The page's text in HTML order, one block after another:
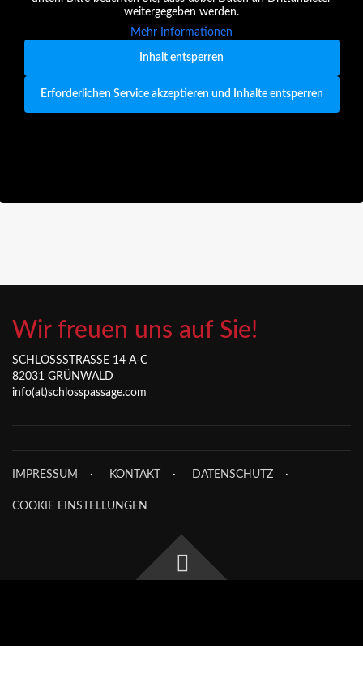
weitergegeben werden.
Mehr Informationen
Inhalt entsperren
Erforderlichen Service akzeptieren und Inhalte entsperren
Wir freuen uns auf Sie!
SCHLOSSSTRASSE 14 A-C
82031 GRÜNWALD
info(at)schlosspassage.com
IMPRESSUM KONTAKT DATENSCHUTZ
COOKIE EINSTELLUNGEN